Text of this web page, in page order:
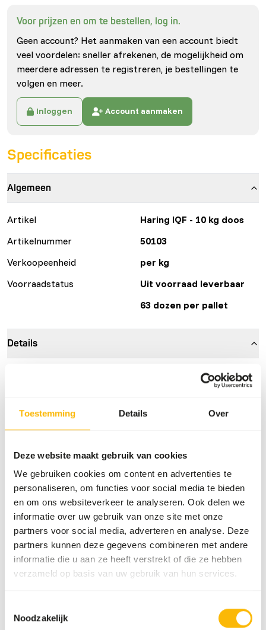
Toestemming Details Over
Deze website maakt gebruik van cookies
We gebruiken cookies om content en advertenties te
personaliseren, om functies voor social media te bieden
en om ons websiteverkeer te analyseren. Ook delen we
informatie over uw gebruik van onze site met onze
partners voor social media, adverteren en analyse. Deze
partners kunnen deze gegevens combineren met andere
informatie die u aan ze heeft verstrekt of die ze hebben
verzameld op basis van uw gebruik van hun services.
Noodzakelijk
Over dit product
Voor prijzen en om te bestellen, log in.
Geen account? Het aanmaken van een account biedt
veel voordelen: sneller afrekenen, de mogelijkheid om
meerdere adressen te registreren, je bestellingen te
volgen en meer.
Inloggen Account aanmaken
Specificaties
Algemeen
Artikel
Haring IQF - 10 kg doos
Artikelnummer
50103
Verkoopeenheid
per kg
Voorraadstatus
Uit voorraad leverbaar
63 dozen per pallet
Details
Merk
No Brand
Voedingsadvies
Dit product is een rauw diervoeder. Houd daarom de
hygiënevoorschriften in acht.